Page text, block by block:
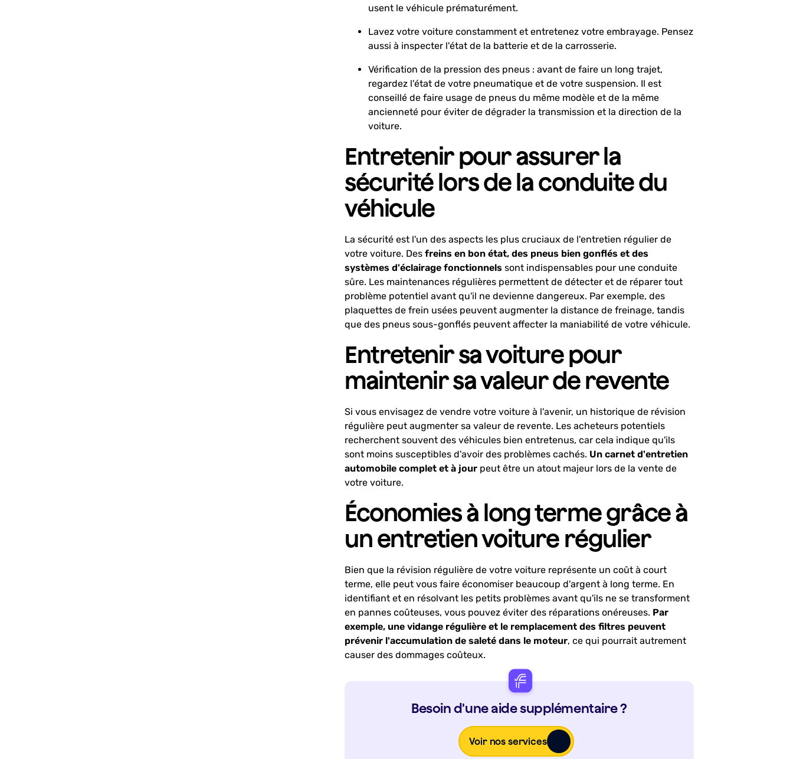
usent le véhicule prématurément.
Lavez votre voiture constamment et entretenez votre embrayage. Pensez
aussi à inspecter l'état de la batterie et de la carrosserie.
Vérification de la pression des pneus : avant de faire un long trajet,
regardez l'état de votre pneumatique et de votre suspension. Il est
conseillé de faire usage de pneus du même modèle et de la même
ancienneté pour éviter de dégrader la transmission et la direction de la
voiture.
Entretenir pour assurer la
sécurité lors de la conduite du
véhicule
La sécurité est l'un des aspects les plus cruciaux de l'entretien régulier de
votre voiture. Des freins en bon état, des pneus bien gonflés et des
systèmes d'éclairage fonctionnels sont indispensables pour une conduite
sûre. Les maintenances régulières permettent de détecter et de réparer tout
problème potentiel avant qu'il ne devienne dangereux. Par exemple, des
plaquettes de frein usées peuvent augmenter la distance de freinage, tandis
que des pneus sous-gonflés peuvent affecter la maniabilité de votre véhicule.
Entretenir sa voiture pour
maintenir sa valeur de revente
Si vous envisagez de vendre votre voiture à l'avenir, un historique de révision
régulière peut augmenter sa valeur de revente. Les acheteurs potentiels
recherchent souvent des véhicules bien entretenus, car cela indique qu'ils
sont moins susceptibles d'avoir des problèmes cachés. Un carnet d'entretien
automobile complet et à jour peut être un atout majeur lors de la vente de
votre voiture.
Économies à long terme grâce à
un entretien voiture régulier
Bien que la révision régulière de votre voiture représente un coût à court
terme, elle peut vous faire économiser beaucoup d'argent à long terme. En
identifiant et en résolvant les petits problèmes avant qu'ils ne se transforment
en pannes coûteuses, vous pouvez éviter des réparations onéreuses. Par
exemple, une vidange régulière et le remplacement des filtres peuvent
prévenir l'accumulation de saleté dans le moteur, ce qui pourrait autrement
causer des dommages coûteux.
Besoin d'une aide supplémentaire ?
Voir nos services